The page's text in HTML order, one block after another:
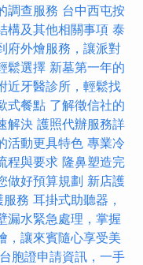
調查服務 台中西屯按
構及其他相關事項 泰
府外燴服務，讓派對
鬆選擇 新墓第一年的
近牙醫診所，輕鬆找
式餐點 了解徵信社的
解決 護照代辦服務詳
活動更具特色 專業冷
程與要求 隆鼻塑造完
做好預算規劃 新店護
服務 耳掛式助聽器，
漏水緊急處理，掌握
，讓來賓隨心享受美
胞證申請資訊，一手